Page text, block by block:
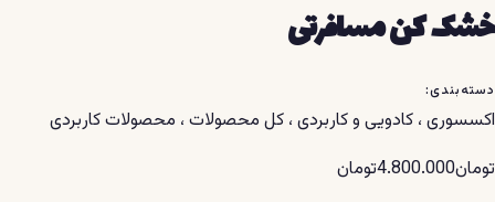
خشک کن مسافرتی
دسته‌بندی:
اکسسوری، کادویی و کاربردی، کل محصولات، محصولات کاربردی
تومان4.800.000تومان